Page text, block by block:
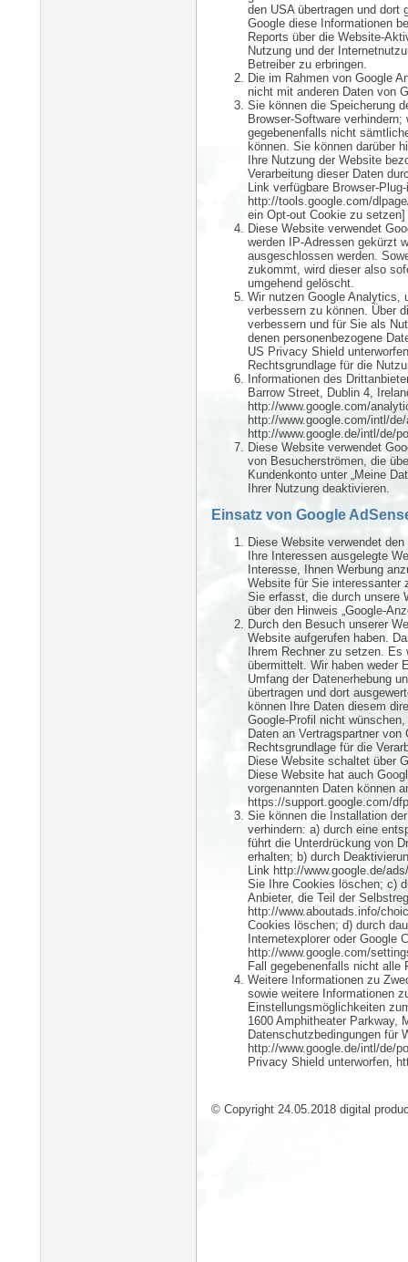
den USA übertragen und dort
Google diese Informationen
Reports über die Website-
Nutzung und der
Betreiber zu erbringen.
Die im Rahmen von Google
nicht mit anderen Daten von
Sie können die Speicherung
Browser-Software
gegebenenfalls nicht
können. Sie können darüber
Ihre Nutzung der Website
Verarbeitung dieser Daten
Link verfügbare Browser-
http://tools.google.com/
ein Opt-out Cookie zu setzen]
Diese Website verwendet
werden IP-Adressen gekürzt
ausgeschlossen werden.
zukommt, wird dieser also
umgehend gelöscht.
Wir nutzen Google Analytics,
verbessern zu können. Über
verbessern und für Sie als
denen personenbezogene
US Privacy Shield
Rechtsgrundlage für die
Informationen des
Barrow Street, Dublin 4,
http://www.google.com/
http://www.google.com/intl/
http://www.google.de/intl/de/
Diese Website verwendet
von Besucherströmen, die
Kundenkonto unter „Meine
Ihrer Nutzung deaktivieren.
Einsatz von Google
Diese Website verwendet
Ihre Interessen ausgelegte
Interesse, Ihnen Werbung
Website für Sie interessanter
Sie erfasst, die durch unsere
über den Hinweis „Google-
Durch den Besuch unserer
Website aufgerufen haben.
Ihrem Rechner zu setzen.
übermittelt. Wir haben weder
Umfang der Datenerhebung
übertragen und dort
können Ihre Daten diesem
Google-Profil nicht
Daten an Vertragspartner
Rechtsgrundlage für die
Diese Website schaltet über
Diese Website hat auch
vorgenannten Daten können
https://support.google.com/
Sie können die Installation
verhindern: a) durch eine
führt die Unterdrückung von
erhalten; b) durch
Link http://www.google.de/
Sie Ihre Cookies löschen; c)
Anbieter, die Teil der
http://www.aboutads.info/
Cookies löschen; d) durch
Internetexplorer oder Google
http://www.google.com/
Fall gegebenenfalls nicht alle
Weitere Informationen zu
sowie weitere Informationen
Einstellungsmöglichkeiten
1600 Amphitheater Parkway,
Datenschutzbedingungen für
http://www.google.de/intl/de/
Privacy Shield unterworfen,
© Copyright 24.05.2018 digital